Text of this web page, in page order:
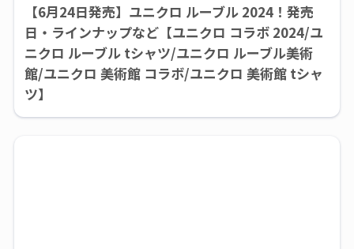
【6月24日発売】ユニクロ ルーブル 2024！発売
日・ラインナップなど【ユニクロ コラボ 2024/ユ
ニクロ ルーブル tシャツ/ユニクロ ルーブル美術
館/ユニクロ 美術館 コラボ/ユニクロ 美術館 tシャ
ツ】